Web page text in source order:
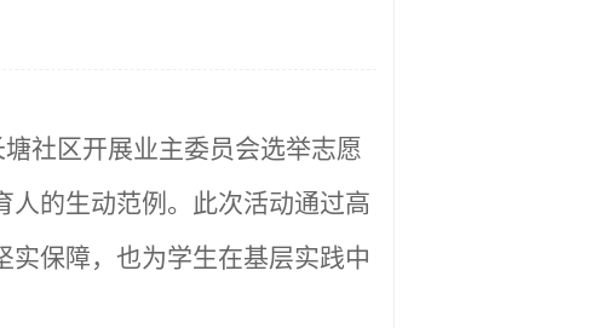
社区开展业主委员会选举志愿
人的生动范例。此次活动通过高
保障，也为学生在基层实践中